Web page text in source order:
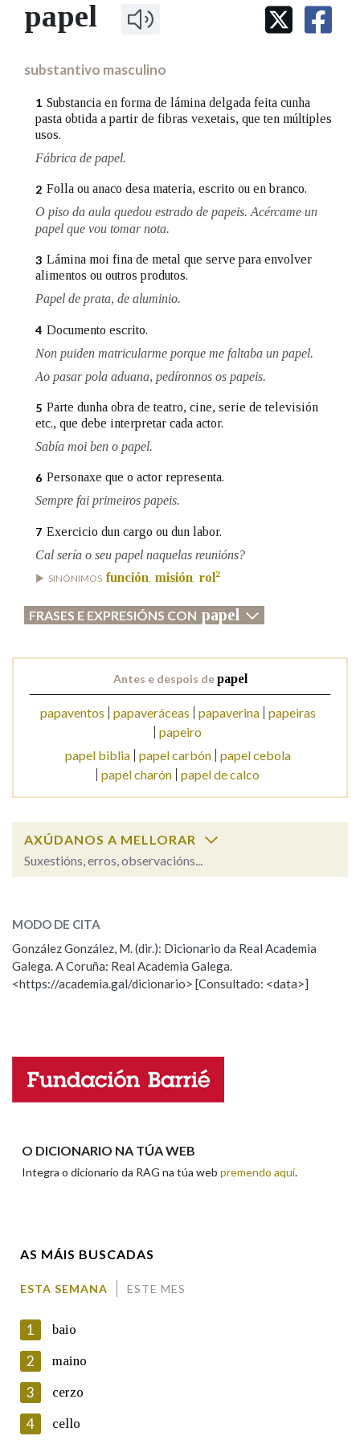
IDENTIDADE CORPORATIVA
MARCIAL DEL ADALID
FIGURAS HOMENAXEADAS
PRIMAVERA DAS LETRAS
PORTAL DAS PALABRAS
Facebook
TwitterYoutubeInstagram
Bluesky
BUSCAR NOS LEMAS
Remata por
Nas definicións
Na fraseoloxía
OUTRAS OPCIÓNS DE BUSCA
Marcas gramaticais
Pertence a
papel
substantivo masculino
1 Substancia en forma de lámina delgada feita cunha
pasta obtida a partir de fibras vexetais, que ten múltiples
usos.
Fábrica de papel.
2 Folla ou anaco desa materia, escrito ou en branco.
O piso da aula quedou estrado de papeis. Acércame un
papel que vou tomar nota.
3 Lámina moi fina de metal que serve para envolver
alimentos ou outros produtos.
Papel de prata, de aluminio.
4 Documento escrito.
Non puiden matricularme porque me faltaba un papel.
Ao pasar pola aduana, pedíronnos os papeis.
5 Parte dunha obra de teatro, cine, serie de televisión
etc., que debe interpretar cada actor.
Sabía moi ben o papel.
6 Personaxe que o actor representa.
Sempre fai primeiros papeis.
7 Exercicio dun cargo ou dun labor.
Cal sería o seu papel naquelas reunións?
SINÓNIMOS función, misión, rol 2
FRASES E EXPRESIÓNS CON papel
Antes e despois depapel
papaventos papaveráceas papaverina papeiras
papeiro
papel biblia papel carbón papel cebola
papel charón papel de calco
AXÚDANOS A MELLORAR
Suxestións, erros, observacións...
ESCOLLE UNHA OPCIÓN:
Observación Hai un erro na palabra
Propoño mellorar a definición
Nome
En cumprimento da normativa vixente en materia de
Protección de Datos de Carácter Persoal, a Real Academia
Galega informa a aqueles usuarios que faciliten o seu correo
MODO DE CITA
González González, M. (dir.): Dicionario da Real Academia
Galega. A Coruña: Real Academia Galega.
<https://academia.gal/dicionario> [Consultado: <data>]
O DICIONARIO NA TÚA WEB
Integra o dicionario da RAG na túa web premendo aquí.
AS MÁIS BUSCADAS
ESTA SEMANA ESTE MES
1 baio
2 maino
3 cerzo
4 cello